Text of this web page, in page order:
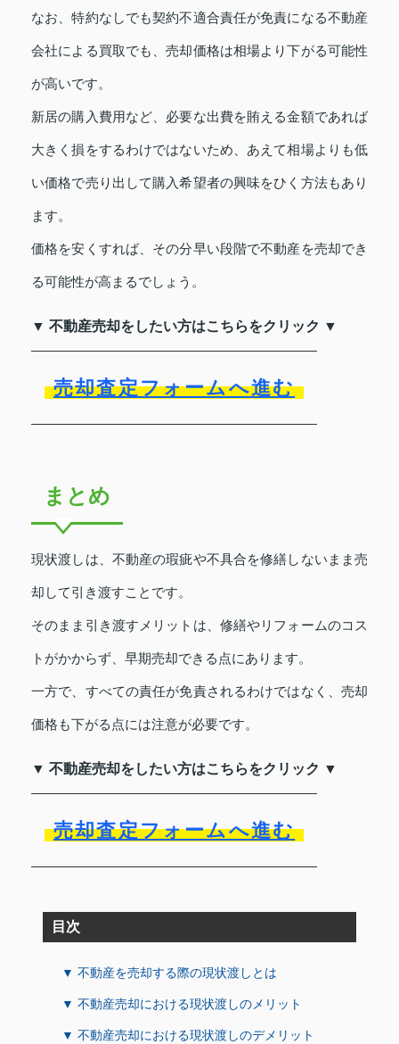
なお、特約なしでも契約不適合責任が免責になる不動産
会社による買取でも、売却価格は相場より下がる可能性
が高いです。
新居の購入費用など、必要な出費を賄える金額であれば
大きく損をするわけではないため、あえて相場よりも低
い価格で売り出して購入希望者の興味をひく方法もあり
ます。
価格を安くすれば、その分早い段階で不動産を売却でき
る可能性が高まるでしょう。
▼ 不動産売却をしたい方はこちらをクリック ▼
売却査定フォームへ進む
まとめ
現状渡しは、不動産の瑕疵や不具合を修繕しないまま売
却して引き渡すことです。
そのまま引き渡すメリットは、修繕やリフォームのコス
トがかからず、早期売却できる点にあります。
一方で、すべての責任が免責されるわけではなく、売却
価格も下がる点には注意が必要です。
▼ 不動産売却をしたい方はこちらをクリック ▼
売却査定フォームへ進む
目次
▼ 不動産を売却する際の現状渡しとは
▼ 不動産売却における現状渡しのメリット
▼ 不動産売却における現状渡しのデメリット